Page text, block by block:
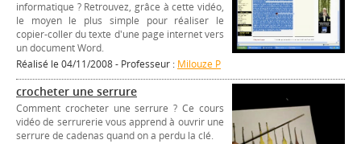
informatique ? Retrouvez, grâce à cette vidéo,
le moyen le plus simple pour réaliser le
copier-coller du texte d'une page internet vers
un document Word.
Réalisé le 04/11/2008 - Professeur : Milouze P
crocheter une serrure
Comment crocheter une serrure ? Ce cours
vidéo de serrurerie vous apprend à ouvrir une
serrure de cadenas quand on a perdu la clé.